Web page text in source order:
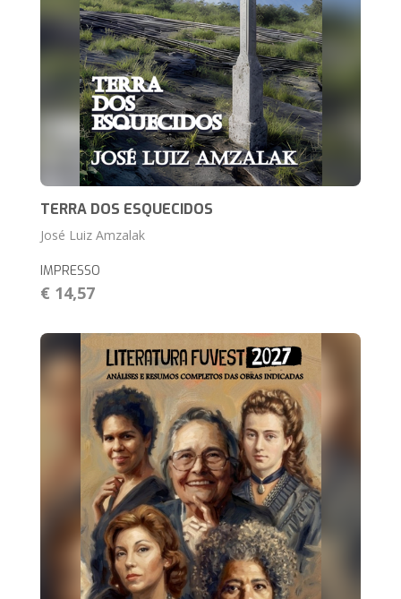
TERRA DOS ESQUECIDOS
José Luiz Amzalak
IMPRESSO
€ 14,57